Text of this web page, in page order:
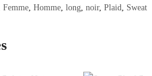
Femme, Homme, long, noir, Plaid, Sweat